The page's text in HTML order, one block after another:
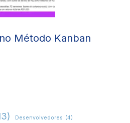
Método Kanban
Desenvolvedores (4)